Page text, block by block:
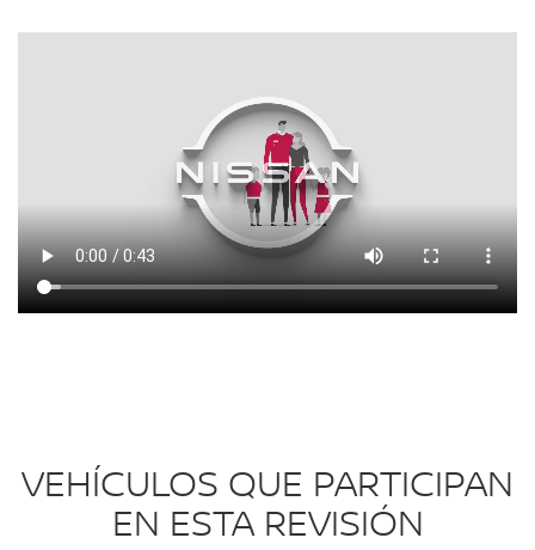
VEHÍCULOS QUE PARTICIPAN
EN ESTA REVISIÓN